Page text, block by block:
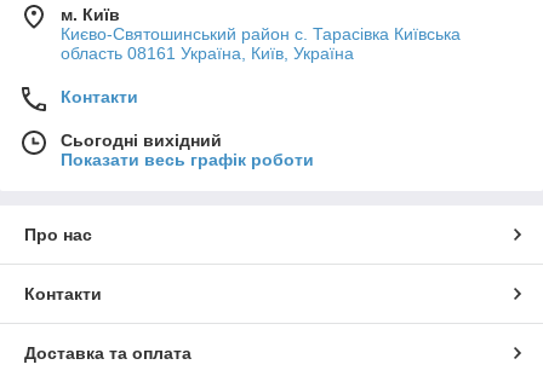
м. Київ
Києво-Святошинський район с. Тарасівка Київська
область 08161 Україна, Київ, Україна
Контакти
Сьогодні вихідний
Показати весь графік роботи
Про нас
Контакти
Доставка та оплата